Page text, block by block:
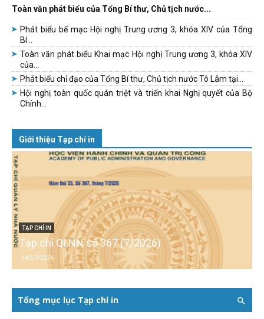
Toàn văn phát biểu của Tổng Bí thư, Chủ tịch nước...
Phát biểu bế mạc Hội nghị Trung ương 3, khóa XIV của Tổng
Bí...
Toàn văn phát biểu Khai mạc Hội nghị Trung ương 3, khóa XIV
của...
Phát biểu chỉ đạo của Tổng Bí thư, Chủ tịch nước Tô Lâm tại...
Hội nghị toàn quốc quán triệt và triển khai Nghị quyết của Bộ
Chính...
Giới thiệu Tạp chí in
TẠP CHÍ IN
Tạp chí QLNN số 367 (7/2026)
24/07/2026
Tổng mục lục Tạp chí in